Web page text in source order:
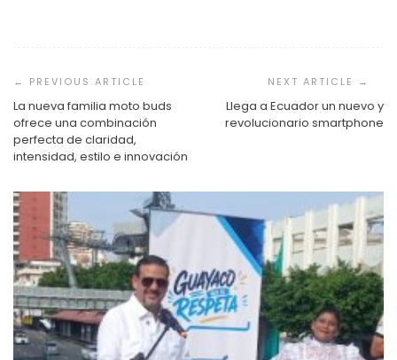
de
entradas
La nueva familia moto buds
ofrece una combinación
perfecta de claridad,
intensidad, estilo e innovación
Llega a Ecuador un nuevo y
revolucionario smartphone